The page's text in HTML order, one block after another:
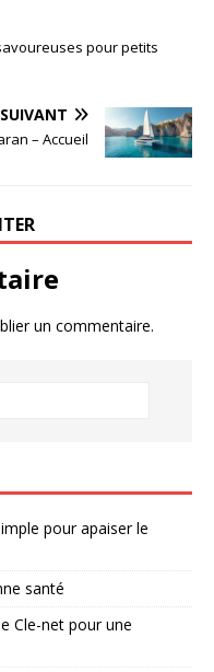
pour petits
SUIVANT
– Accueil
un commentaire.
pour apaiser le
santé
Cle-net pour une